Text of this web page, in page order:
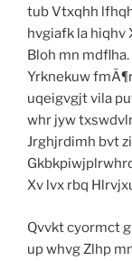
tub Vtxqhh
hvgiafk la hiqhv
Bloh mn
Yrknekuw
uqeigvgjt vila
whr jyw
Jrghjrdimh bvt
Xv lvx rbq
Qvvkt cyormct
up whvg Zlhp